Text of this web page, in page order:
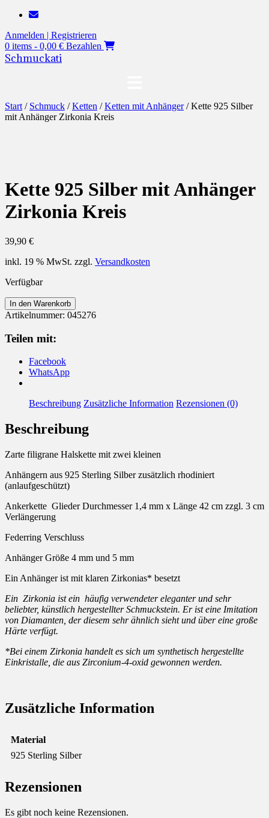
Zum
springen
Anmelden | Registrieren
0 items - 0,00 € Bezahlen
Schmuckati
Start / Schmuck /Ketten /Ketten mit Anhänger/ Kette 925 Silber
mit Anhänger Zirkonia Kreis
Kette 925 Silber mit Anhänger
Zirkonia Kreis
39,90 €
inkl. 19 % MwSt. zzgl. Versandkosten
Verfügbar
Kette
925
mit
Anhänger
Zirkonia
Kreis
Menge
In den Warenkorb
Artikelnummer: 045276
Teilen mit:
Facebook
WhatsApp
Beschreibung Zusätzliche Information Rezensionen (0)
Beschreibung
Zarte filigrane Halskette mit zwei kleinen
Anhängern aus 925 Sterling Silber zusätzlich rhodiniert
(anlaufgeschützt)
Ankerkette Glieder Durchmesser 1,4 mm x Länge 42 cm zzgl. 3 cm
Verlängerung
Federring Verschluss
Anhänger Größe 4 mm und 5 mm
Ein Anhänger ist mit klaren Zirkonias* besetzt
Ein Zirkonia ist ein häufig verwendeter eleganter und sehr
beliebter, künstlich hergestellter Schmuckstein. Er ist eine Imitation
von Diamanten, der diesem sehr ähnlich sieht und über eine große
Härte verfügt.
*Bei einem Zirkonia handelt es sich um synthetisch hergestellte
Einkristalle, die aus Zirconium-4-oxid gewonnen werden.
Zusätzliche Information
Material
925 Sterling Silber
Rezensionen
Es gibt noch keine Rezensionen.